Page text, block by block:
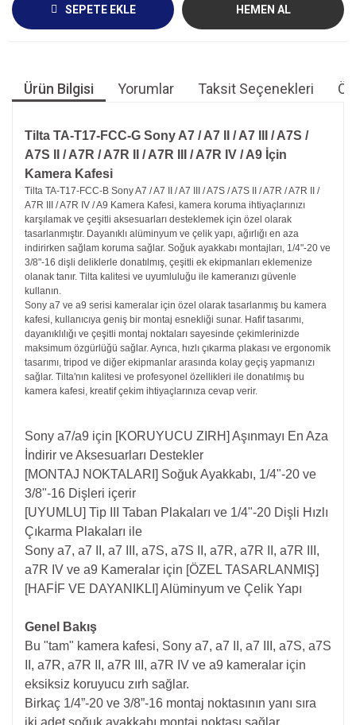
SEPETE EKLE HEMEN AL
Ürün Bilgisi Yorumlar Taksit Seçenekleri
Tilta TA-T17-FCC-G Sony A7 / A7 II / A7 III / A7S /
A7S II / A7R / A7R II / A7R III / A7R IV / A9 İçin
Kamera Kafesi
Tilta TA-T17-FCC-B Sony A7 / A7 II / A7 III / A7S / A7S II / A7R / A7R II /
A7R III / A7R IV / A9 Kamera Kafesi, kamera koruma ihtiyaçlarınızı
karşılamak ve çeşitli aksesuarları desteklemek için özel olarak
tasarlanmıştır. Dayanıklı alüminyum ve çelik yapı, ağırlığı en aza
indirirken sağlam koruma sağlar. Soğuk ayakkabı montajları, 1/4"-20 ve
3/8"-16 dişli deliklerle donatılmış, çeşitli ek ekipmanları eklemenize
olanak tanır. Tilta kalitesi ve uyumluluğu ile kameranızı güvenle
kullanın.
Sony a7 ve a9 serisi kameralar için özel olarak tasarlanmış bu kamera
kafesi, kullanıcıya geniş bir montaj esnekliği sunar. Hafif tasarımı,
dayanıklılığı ve çeşitli montaj noktaları sayesinde çekimlerinizde
maksimum özgürlüğü sağlar. Ayrıca, hızlı çıkarma plakası ve ergonomik
tasarımı, tripod ve diğer ekipmanlar arasında kolay geçiş yapmanızı
sağlar. Tilta'nın kalitesi ve profesyonel özellikleri ile donatılmış bu
kamera kafesi, kreatif çekim ihtiyaçlarınıza cevap verir.
Sony a7/a9 için [KORUYUCU ZIRH] Aşınmayı En Aza
İndirir ve Aksesuarları Destekler
[MONTAJ NOKTALARI] Soğuk Ayakkabı, 1/4"-20 ve
3/8"-16 Dişleri içerir
[UYUMLU] Tip III Taban Plakaları ve 1/4"-20 Dişli Hızlı
Çıkarma Plakaları ile
Sony a7, a7 II, a7 III, a7S, a7S II, a7R, a7R II, a7R III,
a7R IV ve a9 Kameralar için [ÖZEL TASARLANMIŞ]
[HAFİF VE DAYANIKLI] Alüminyum ve Çelik Yapı
Genel Bakış
Bu "tam" kamera kafesi, Sony a7, a7 II, a7 III, a7S, a7S
II, a7R, a7R II, a7R III, a7R IV ve a9 kameralar için
eksiksiz koruyucu zırh sağlar.
Birkaç 1/4”-20 ve 3/8”-16 montaj noktasının yanı sıra
iki adet soğuk ayakkabı montaj noktası sağlar.